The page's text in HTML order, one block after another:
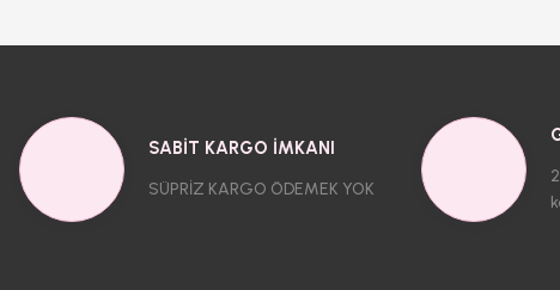
SABİT KARGO İMKANI
SÜPRİZ KARGO ÖDEMEK YOK